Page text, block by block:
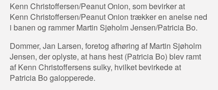
Kenn Christoffersen/Peanut Onion, som bevirker at
Kenn Christoffersen/Peanut Onion trækker en anelse ned
i banen og rammer Martin Sjøholm Jensen/Patricia Bo.
Dommer, Jan Larsen, foretog afhøring af Martin Sjøholm
Jensen, der oplyste, at hans hest (Patricia Bo) blev ramt
af Kenn Christoffersens sulky, hvilket bevirkede at
Patricia Bo galopperede.